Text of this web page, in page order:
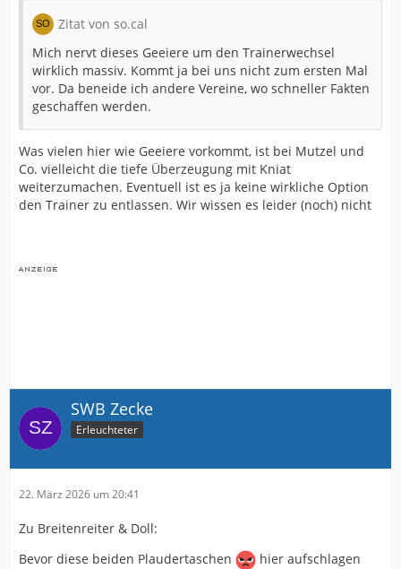
Lasst uns Krämer mit Klos als Co. verpflichten. 😂
Umfeld anzünden, mit wehenden Fahnen wenn
untergehen 🔥
Zitat von so.cal
Mich nervt dieses Geeiere um den Trainerwechsel
wirklich massiv. Kommt ja bei uns nicht zum ersten Mal
vor. Da beneide ich andere Vereine, wo schneller Fakten
geschaffen werden.
Was vielen hier wie Geeiere vorkommt, ist bei Mutzel und
Co. vielleicht die tiefe Überzeugung mit Kniat
weiterzumachen. Eventuell ist es ja keine wirkliche Option
den Trainer zu entlassen. Wir wissen es leider (noch) nicht
SWB Zecke
Erleuchteter
22. März 2026 um 20:41
Zu Breitenreiter & Doll:
Bevor diese beiden Plaudertaschen
hier aufschlagen